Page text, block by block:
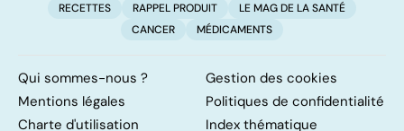
RECETTES RAPPEL PRODUIT
LE MAG DE LA SANTÉ
CANCER
MÉDICAMENTS
Qui sommes-nous ?
Gestion des cookies
Mentions légales
Politiques de confidentialité
Charte d'utilisation
Index thématique